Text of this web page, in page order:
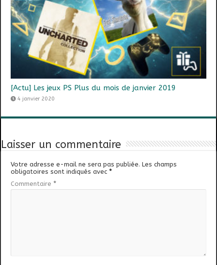
[Actu] Les jeux PS Plus du mois de janvier 2019
4 janvier 2020
Laisser un commentaire
Votre adresse e-mail ne sera pas publiée. Les champs
obligatoires sont indiqués avec*
Commentaire *